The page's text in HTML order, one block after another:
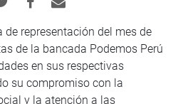
de representación del mes de
de la bancada Podemos Perú
en sus respectivas
su compromiso con la
y la atención a las